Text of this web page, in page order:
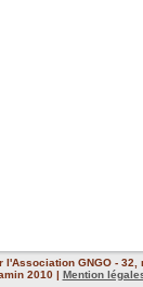
GNGO - 32,
2010 | Mention